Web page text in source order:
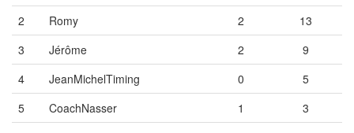
2
Romy 2
13
3
Jérôme 2
9
4
JeanMichelTiming 0
5
5
CoachNasser 1
3